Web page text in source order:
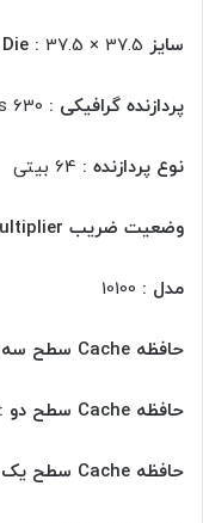
سایز Die : 37.5 × 37.5 میلی‌متر مربع
پردازنده گرافیکی :
نوع پردازنده :
وضعیت ضریب Multiplier :
مدل :
حافظه Cache سطح سه :
حافظه Cache سطح دو :
حافظه Cache سطح یک :